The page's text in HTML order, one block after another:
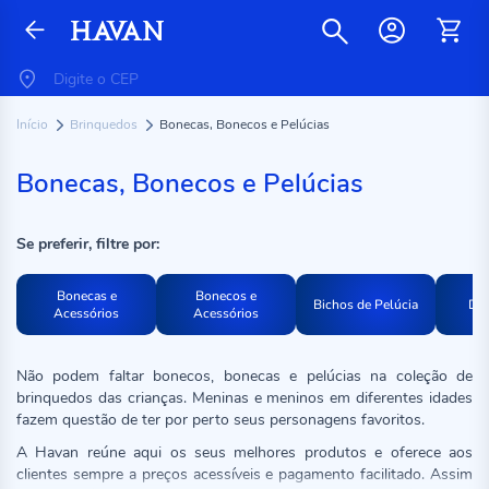
Início Brinquedos Bonecas, Bonecos e Pelúcias
Bonecas, Bonecos e Pelúcias
Se preferir, filtre por:
Bonecas e
Acessórios
Bonecos e
Acessórios
Bichos de Pelúcia
Não podem faltar bonecos, bonecas e pelúcias na coleção de
brinquedos das crianças. Meninas e meninos em diferentes idades
fazem questão de ter por perto seus personagens favoritos.
A Havan reúne aqui os seus melhores produtos e oferece aos
clientes sempre a preços acessíveis e pagamento facilitado. Assim